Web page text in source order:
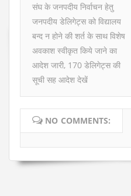
संघ के जनपदीय निर्वाचन हेतु
जनपदीय डेलिगेट्स को विद्यालय
बन्द न होने की शर्त के साथ विशेष
अवकाश स्वीकृत किये जाने का
आदेश जारी, 170 डेलिगेट्स की
सूची सह आदेश देखें
NO COMMENTS: